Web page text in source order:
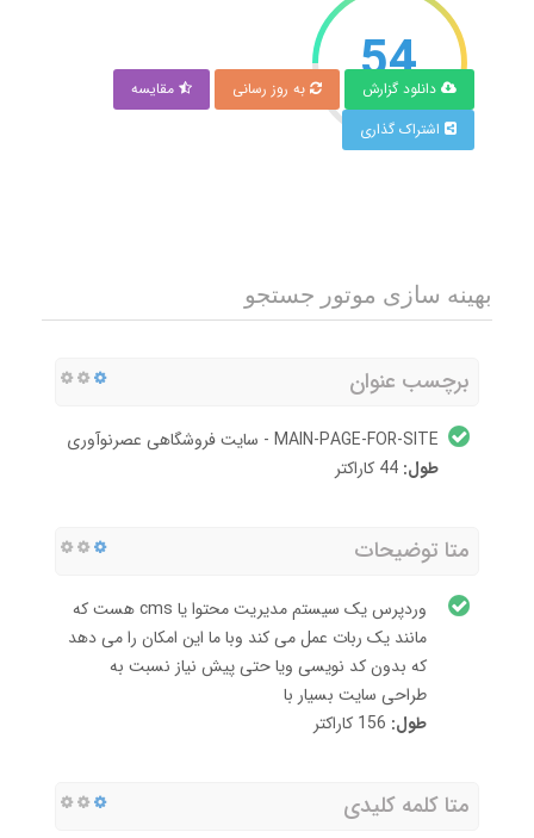
54
امتیاز
دانلود گزارش به روز رسانی
مقایسه
اشتراک گذاری
بهینه سازی موتور جستجو
برچسب عنوان
MAIN-PAGE-FOR-SITE - سایت فروشگاهی عصرنوآوری
طول:
متا توضیحات
وردپرس یک سیستم مدیریت محتوا یا cms هست که
مانند یک ربات عمل می کند وبا ما این امکان را می دهد
که بدون کد نویسی ویا حتی پیش نیاز نسبت به
طراحی سایت بسیار با
طول:
متا کلمه کلیدی